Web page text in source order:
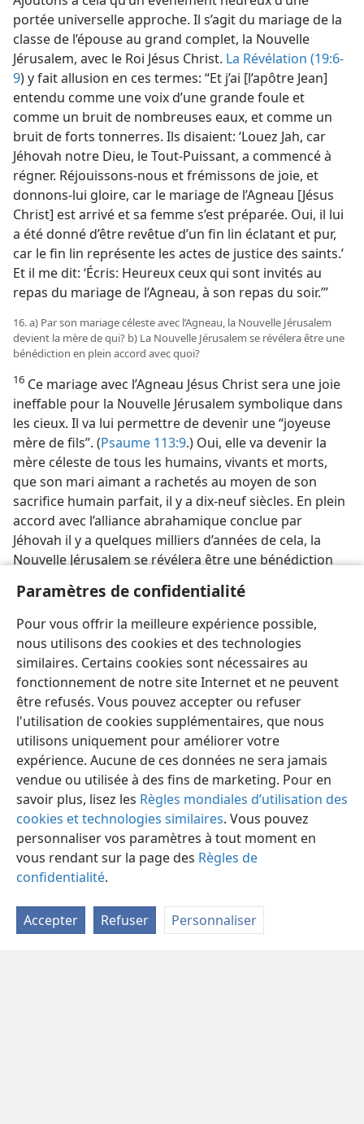
Paramètres de confidentialité
Pour vous offrir la meilleure expérience possible,
nous utilisons des cookies et des technologies
similaires. Certains cookies sont nécessaires au
fonctionnement de notre site Internet et ne peuvent
être refusés. Vous pouvez accepter ou refuser
l'utilisation de cookies supplémentaires, que nous
utilisons uniquement pour améliorer votre
expérience. Aucune de ces données ne sera jamais
vendue ou utilisée à des fins de marketing. Pour en
savoir plus, lisez les Règles mondiales d’utilisation des
cookies et technologies similaires. Vous pouvez
personnaliser vos paramètres à tout moment en
vous rendant sur la page des Règles de
confidentialité.
Accepter Refuser Personnaliser
portée universelle approche. Il s’agit du mariage de la
classe de l’épouse au grand complet, la Nouvelle
Jérusalem, avec le Roi Jésus Christ. La Révélation (19:6-
9) y fait allusion en ces termes: “Et j’ai [l’apôtre Jean]
entendu comme une voix d’une grande foule et
comme un bruit de nombreuses eaux, et comme un
bruit de forts tonnerres. Ils disaient: ‘Louez Jah, car
Jéhovah notre Dieu, le Tout-Puissant, a commencé à
régner. Réjouissons-​nous et frémissons de joie, et
donnons-​lui gloire, car le mariage de l’Agneau [Jésus
Christ] est arrivé et sa femme s’est préparée. Oui, il lui
a été donné d’être revêtue d’un fin lin éclatant et pur,
car le fin lin représente les actes de justice des saints.’
Et il me dit: ‘Écris: Heureux ceux qui sont invités au
repas du mariage de l’Agneau, à son repas du soir.’”
16. a) Par son mariage céleste avec l’Agneau, la Nouvelle Jérusalem
devient la mère de qui? b) La Nouvelle Jérusalem se révélera être une
bénédiction en plein accord avec quoi?
16 Ce mariage avec l’Agneau Jésus Christ sera une joie
ineffable pour la Nouvelle Jérusalem symbolique dans
les cieux. Il va lui permettre de devenir une “joyeuse
mère de fils”. (Psaume 113:9.) Oui, elle va devenir la
mère céleste de tous les humains, vivants et morts,
que son mari aimant a rachetés au moyen de son
sacrifice humain parfait, il y a dix-neuf siècles. En plein
accord avec l’alliance abrahamique conclue par
Jéhovah il y a quelques milliers d’années de cela, la
Nouvelle Jérusalem se révélera être une bénédiction
Dans le nouveau système de choses, la Nouvelle
Jérusalem bénira toute l’humanité.